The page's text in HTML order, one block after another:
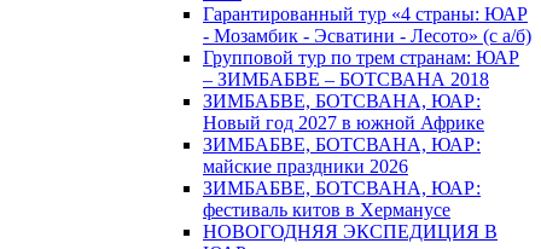
Гарантированный тур «4 страны: ЮАР
- Мозамбик - Эсватини - Лесото» (с а/б)
Групповой тур по трем странам: ЮАР
– ЗИМБАБВЕ – БОТСВАНА 2018
ЗИМБАБВЕ, БОТСВАНА, ЮАР:
Новый год 2027 в южной Африке
ЗИМБАБВЕ, БОТСВАНА, ЮАР:
майские праздники 2026
ЗИМБАБВЕ, БОТСВАНА, ЮАР:
фестиваль китов в Херманусе
НОВОГОДНЯЯ ЭКСПЕДИЦИЯ В